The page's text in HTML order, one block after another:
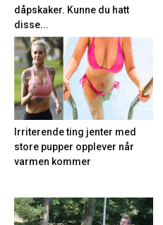
dåpskaker. Kunne du hatt
disse...
Irriterende ting jenter med
store pupper opplever når
varmen kommer